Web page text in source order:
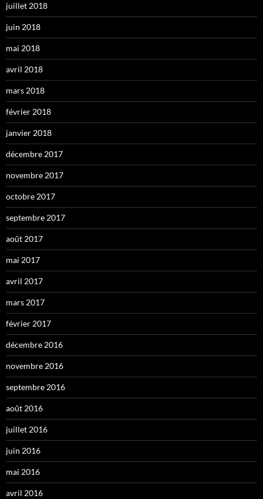
juillet 2018
juin 2018
mai 2018
avril 2018
mars 2018
février 2018
janvier 2018
décembre 2017
novembre 2017
octobre 2017
septembre 2017
août 2017
mai 2017
avril 2017
mars 2017
février 2017
décembre 2016
novembre 2016
septembre 2016
août 2016
juillet 2016
juin 2016
mai 2016
avril 2016